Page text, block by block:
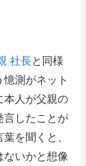
社長と同様
測がネット
本人が父親の
言したことが
を聞くと、
ないかと想像